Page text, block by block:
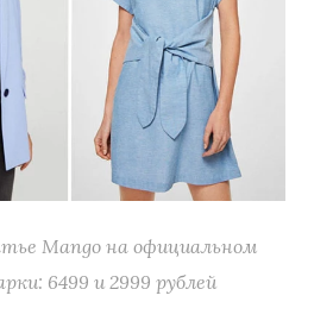
Mango на официальном
6499 и 2999 рублей